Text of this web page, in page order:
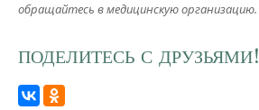
обращайтесь в медицинскую организацию.
ПОДЕЛИТЕСЬ С ДРУЗЬЯМИ!